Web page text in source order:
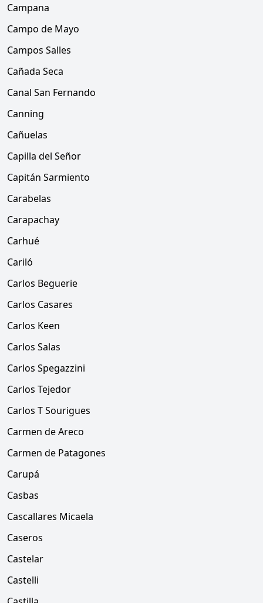
Campana
Campo de Mayo
Campos Salles
Cañada Seca
Canal San Fernando
Canning
Cañuelas
Capilla del Señor
Capitán Sarmiento
Carabelas
Carapachay
Carhué
Cariló
Carlos Beguerie
Carlos Casares
Carlos Keen
Carlos Salas
Carlos Spegazzini
Carlos Tejedor
Carlos T Sourigues
Carmen de Areco
Carmen de Patagones
Carupá
Casbas
Cascallares Micaela
Caseros
Castelar
Castelli